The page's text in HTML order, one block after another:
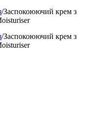
/Заспокоюючий крем з
/Заспокоюючий крем з